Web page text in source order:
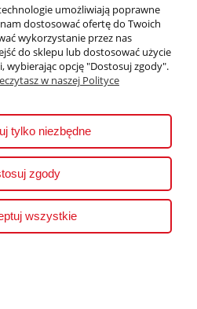
O nas
wersję strony
Shoper.pl
umożliwiają poprawne
dostosować ofertę do Twoich
wykorzystanie przez nas
do sklepu lub dostosować użycie
wybierając opcję "Dostosuj zgody".
w naszej Polityce
tylko niezbędne
zgody
wszystkie